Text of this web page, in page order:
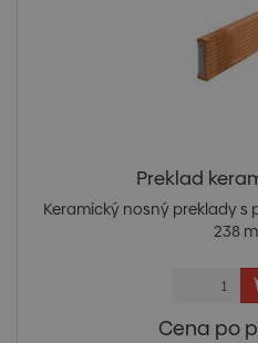
Preklad
Keramický nosný preklady s
238
Cena po